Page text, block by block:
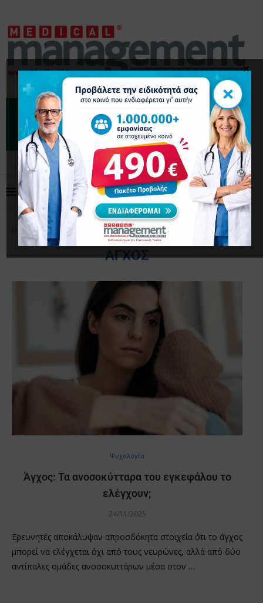
Home Tags Posts tagged with "άγχος"
ΆΓΧΟΣ
Ψυχολογία
Άγχος: Τα ανοσοκύτταρα του εγκεφάλου το
ελέγχουν;
24/11/2025
Ερευνητές αποκάλυψαν απροσδόκητα στοιχεία ότι το άγχος
μπορεί να ελέγχεται όχι από τους νευρώνες, αλλά από δύο
αντίπαλες ομάδες ανοσοκυττάρων μέσα στον …
×
×